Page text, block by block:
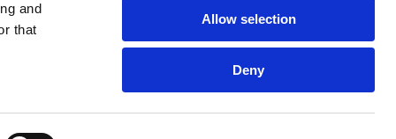
and
that
Allow selection
Deny
Copyright © 2025 Toolab Verktyg AB.